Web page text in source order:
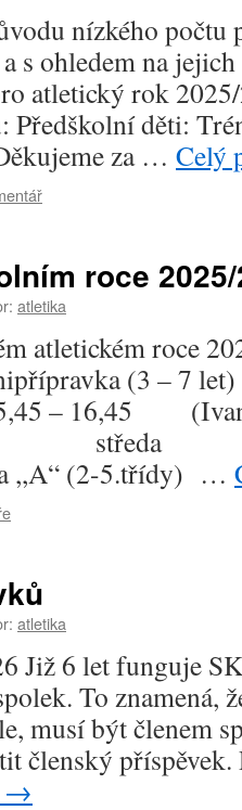
nízkého počtu
s ohledem na
atletický rok
Předškolní děti:
za … Celý
roce
atletika
atletickém roce
16,45 (Ivanov,
středa
,,A“ (2-5.třídy) …
atletika
Již 6 let funguje
To znamená,
musí být členem
členský příspěvek.
→